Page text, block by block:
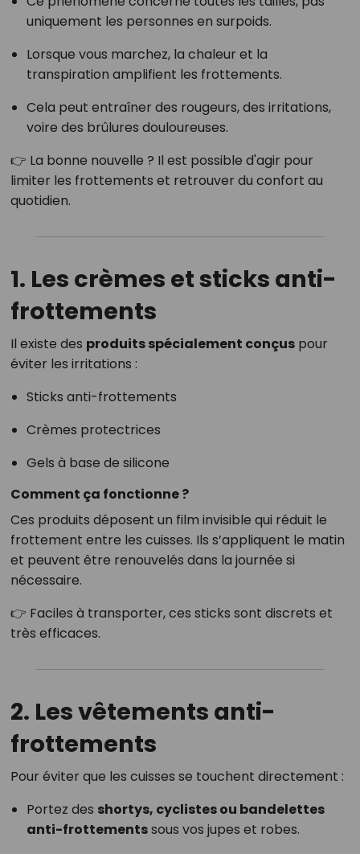
uniquement les personnes en surpoids.
Lorsque vous marchez, la chaleur et la
transpiration amplifient les frottements.
Cela peut entraîner des rougeurs, des irritations,
voire des brûlures douloureuses.
👉 La bonne nouvelle ? Il est possible d'agir pour
limiter les frottements et retrouver du confort au
quotidien.
1. Les crèmes et sticks anti-
frottements
Il existe des produits spécialement conçuspour
éviter les irritations :
Sticks anti-frottements
Crèmes protectrices
Gels à base de silicone
Comment ça fonctionne ?
Ces produits déposent un film invisible qui réduit le
frottement entre les cuisses. Ils s’appliquent le matin
et peuvent être renouvelés dans la journée si
nécessaire.
👉 Faciles à transporter, ces sticks sont discrets et
très efficaces.
2. Les vêtements anti-
frottements
Pour éviter que les cuisses se touchent directement :
Portez des shortys, cyclistes ou bandelettes
anti-frottementssous vos jupes et robes.